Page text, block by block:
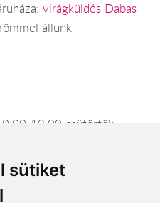
sütiket
virágküldés Dabas
állunk
19:00 csütörtök-
10:00-18:00
Belföldi és